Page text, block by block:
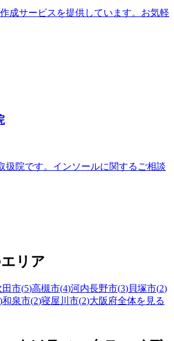
成サービスを提供しています。お気軽
扱院です。インソールに関するご相談
リア
田市(5)高槻市(4)河内長野市(3)貝塚市(2)
)和泉市(2)寝屋川市(2)大阪府全体を見る